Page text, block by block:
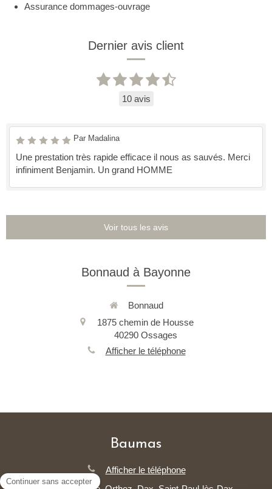
Assurance dommages-ouvrage
Dernier avis client
10 avis
Par Madalina
Une prestation très rapide efficace il nous as sauvés. Merci
infiniment Benjamin. Un grand HOMME
Voir tous les avis
Bonnaud à Bayonne
Bonnaud
1875 chemin de Housse
40290 Ossages
Afficher le téléphone
Baumas
Afficher le téléphone